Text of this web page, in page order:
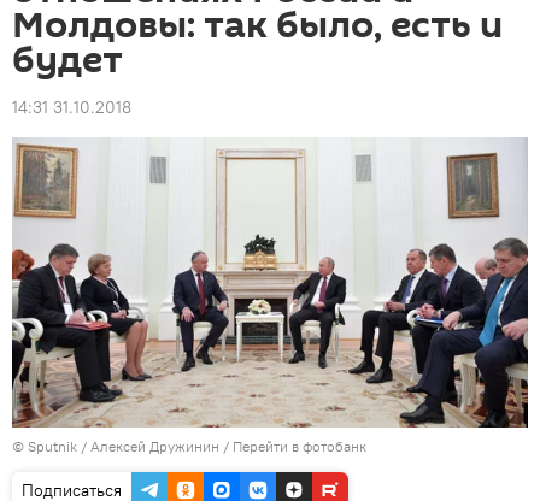
Молдовы: так было, есть и
будет
14:31 31.10.2018
© Sputnik / Алексей Дружинин / Перейти в фотобанк
Подписаться